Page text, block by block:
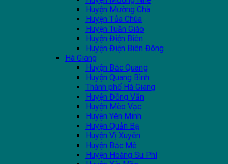
Huyện Mường Chà
Huyện Tủa Chùa
Huyện Tuần Giáo
Huyện Điện Biên
Huyện Điện Biên Đông
Hà Giang
Huyện Bắc Quang
Huyện Quang Bình
Thành phố Hà Giang
Huyện Đồng Văn
Huyện Mèo Vạc
Huyện Yên Minh
Huyện Quản Bạ
Huyện Vị Xuyên
Huyện Bắc Mê
Huyện Hoàng Su Phì